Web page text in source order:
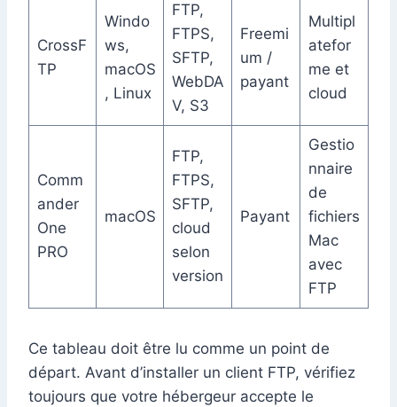
CrossF
TP
Windo
ws,
macOS
, Linux
FTP,
FTPS,
SFTP,
WebDA
V, S3
Freemi
um /
payant
Multipl
atefor
me et
cloud
Comm
ander
One
PRO
macOS
FTP,
FTPS,
SFTP,
cloud
selon
version
Payant
Gestio
nnaire
de
fichiers
Mac
avec
FTP
Ce tableau doit être lu comme un point de
départ. Avant d’installer un client FTP, vérifiez
toujours que votre hébergeur accepte le